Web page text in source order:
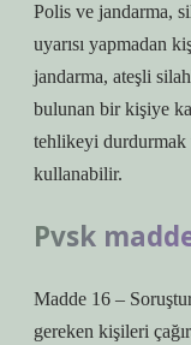
Polis ve jandarma,
uyarısı yapmadan
jandarma, ateşli
bulunan bir kişiye
tehlikeyi durdurmak
kullanabilir.
Pvsk
Madde 16 –
gereken kişileri